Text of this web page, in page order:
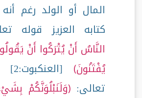
المال أو الولد رغم
كتابه العزيز قوله
النَّاسُ أَنْ يُتْرَكُوا أَنْ
يُفْتَنُونَ
تعالى: وَلَنَبْلُوَنَّكُمْ